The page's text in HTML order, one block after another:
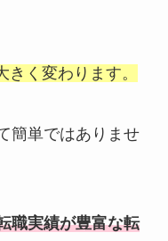
く変わります。
簡単ではありませ
職実績が豊富な転